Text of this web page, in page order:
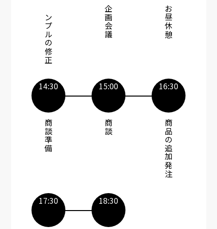
サンプルの修正​ 企画会議​​ お昼休憩​
14:30
商談準備​
15:00
商談​​
16:30
商品の追加発注​​
17:30 18:30​